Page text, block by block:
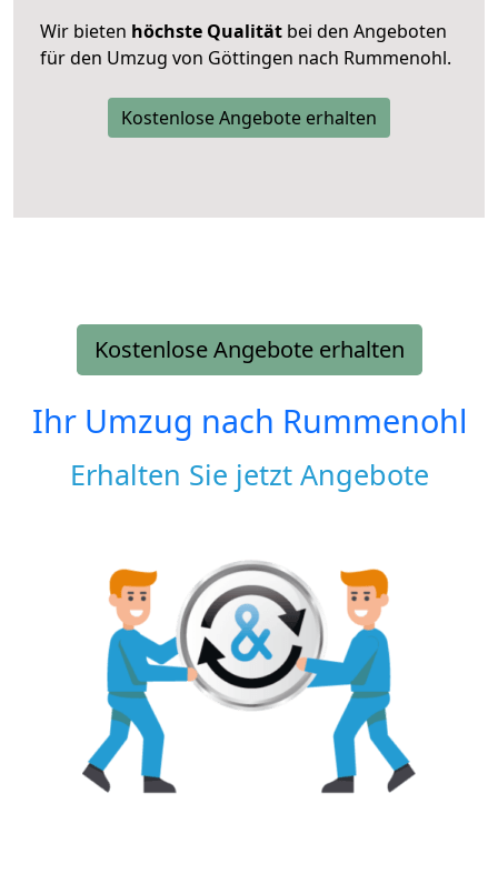
Wir bieten höchste Qualität bei den Angeboten
für den Umzug von Göttingen nach Rummenohl.
Kostenlose Angebote erhalten
Kostenlose Angebote erhalten
Ihr Umzug nach Rummenohl
Erhalten Sie jetzt Angebote